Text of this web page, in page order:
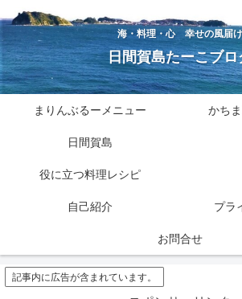
海・料理・心 幸せの風届け
日間賀島たーこブロ
まりんぶるーメニュー かち
日間賀島
役に立つ料理レシピ
自己紹介 プラ
お問合せ
記事内に広告が含まれています。